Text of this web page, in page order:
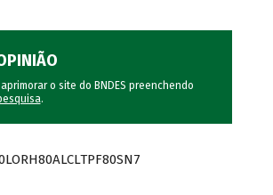
o site do BNDES preenchendo
.